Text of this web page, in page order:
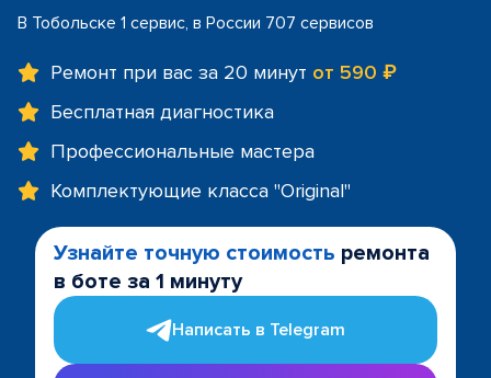
В Тобольске 1 сервис, в России 707 сервисов
Ремонт при вас за 20 минут от 590 ₽
Бесплатная диагностика
Профессиональные мастера
Комплектующие класса "Original"
Узнайте точную стоимость ремонта
в боте за 1 минуту
Написать в Telegram